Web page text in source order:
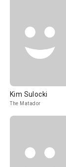
Kim Sulocki
The Matador